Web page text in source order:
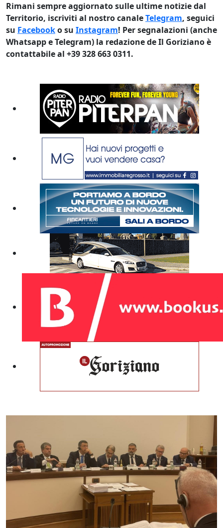
Rimani sempre aggiornato sulle ultime notizie dal
Territorio, iscriviti al nostro canaleTelegram, seguici
su Facebooko su Instagram! Per segnalazioni (anche
Whatsapp e Telegram) la redazione de Il Goriziano è
contattabile al +39 328 663 0311.